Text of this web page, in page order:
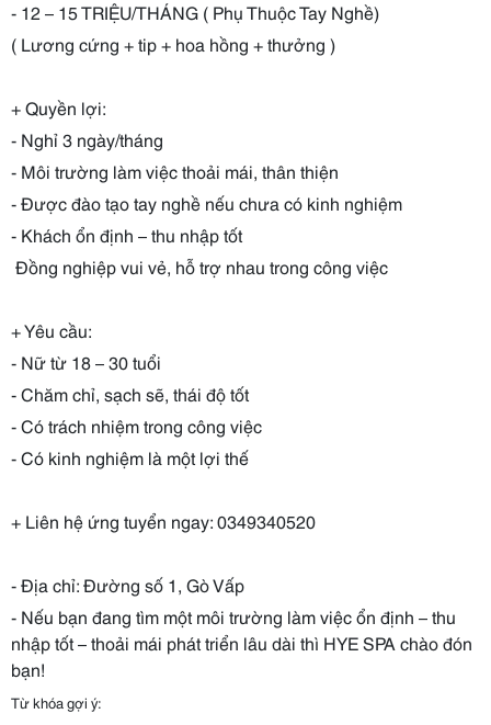
- 12 – 15 TRIỆU/THÁNG ( Phụ Thuộc Tay Nghề)
( Lương cứng + tip + hoa hồng + thưởng )
+ Quyền lợi:
- Nghỉ 3 ngày/tháng
- Môi trường làm việc thoải mái, thân thiện
- Được đào tạo tay nghề nếu chưa có kinh nghiệm
- Khách ổn định – thu nhập tốt
Đồng nghiệp vui vẻ, hỗ trợ nhau trong công việc
+ Yêu cầu:
- Nữ từ 18 – 30 tuổi
- Chăm chỉ, sạch sẽ, thái độ tốt
- Có trách nhiệm trong công việc
- Có kinh nghiệm là một lợi thế
+ Liên hệ ứng tuyển ngay: 0349340520
- Địa chỉ: Đường số 1, Gò Vấp
- Nếu bạn đang tìm một môi trường làm việc ổn định – thu
nhập tốt – thoải mái phát triển lâu dài thì HYE SPA chào đón
bạn!
Từ khóa gợi ý: